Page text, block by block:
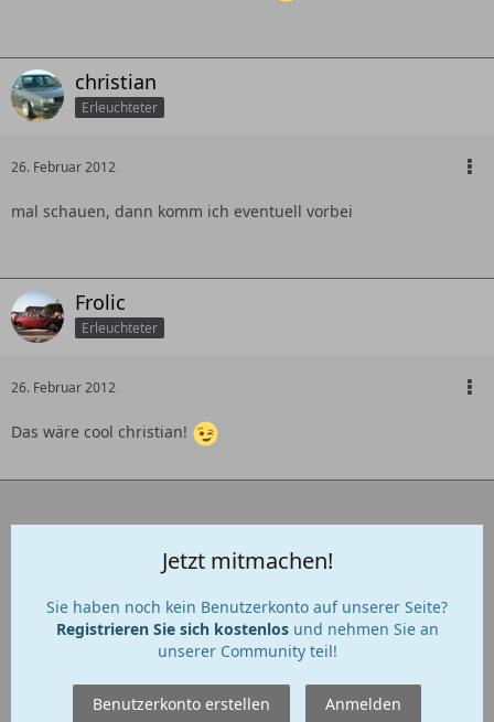
christian
Erleuchteter
26. Februar 2012
mal schauen, dann komm ich eventuell vorbei
Frolic
Erleuchteter
26. Februar 2012
Das wäre cool christian!
Jetzt mitmachen!
Sie haben noch kein Benutzerkonto auf unserer Seite?
Registrieren Sie sich kostenlosund nehmen Sie an
unserer Community teil!
Benutzerkonto erstellen Anmelden